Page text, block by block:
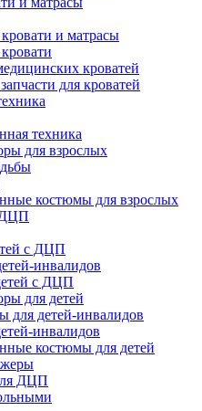
и матрасы
кроватей
для кроватей
техника
для взрослых
костюмы для взрослых
ДЦП
с ДЦП
инвалидов
с ДЦП
для детей
для детей-инвалидов
инвалидов
костюмы для детей
ДЦП